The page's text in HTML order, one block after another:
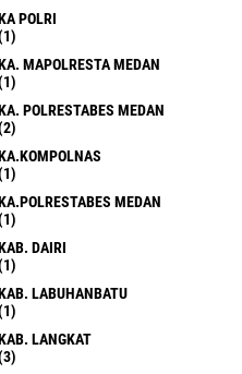
POLRI
MAPOLRESTA MEDAN
POLRESTABES MEDAN
MEDAN
DAIRI
LABUHANBATU
LANGKAT